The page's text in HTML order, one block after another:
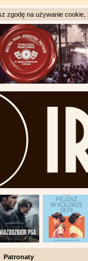
zgodę na używanie
Patronaty